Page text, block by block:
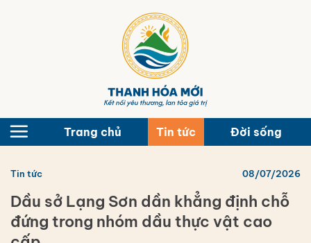
Trang chủ Tin tức Đời sống
Tin tức 08/07/2026
Dầu sở Lạng Sơn dần khẳng định chỗ
đứng trong nhóm dầu thực vật cao